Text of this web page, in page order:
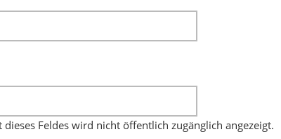
dieses Feldes wird nicht öffentlich zugänglich angezeigt.